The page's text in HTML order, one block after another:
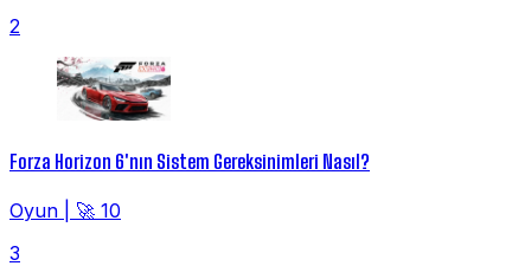
2
Forza Horizon 6'nın Sistem Gereksinimleri Nasıl?
Oyun
🚀 10
3